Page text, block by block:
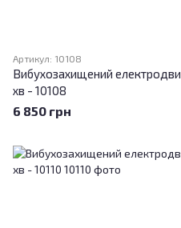
Артикул: 10108
Вибухозахищений
хв - 10108
6 850 грн